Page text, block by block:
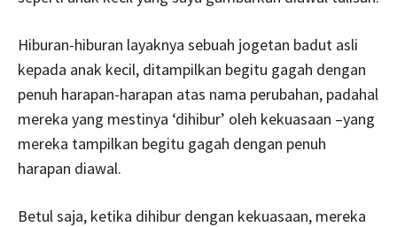
Hiburan-hiburan layaknya sebuah jogetan badut asli
kepada anak kecil, ditampilkan begitu gagah dengan
penuh harapan-harapan atas nama perubahan, padahal
mereka yang mestinya ‘dihibur’ oleh kekuasaan –yang
mereka tampilkan begitu gagah dengan penuh
harapan diawal.
Betul saja, ketika dihibur dengan kekuasaan, mereka